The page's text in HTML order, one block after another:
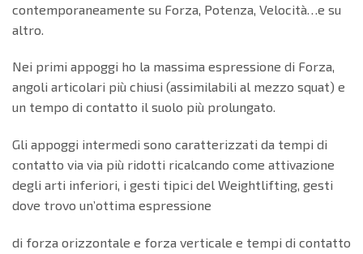
contemporaneamente su Forza, Potenza, Velocità…e su
altro.
Nei primi appoggi ho la massima espressione di Forza,
angoli articolari più chiusi (assimilabili al mezzo squat) e
un tempo di contatto il suolo più prolungato.
Gli appoggi intermedi sono caratterizzati da tempi di
contatto via via più ridotti ricalcando come attivazione
degli arti inferiori, i gesti tipici del Weightlifting, gesti
dove trovo un’ottima espressione
di forza orizzontale e forza verticale e tempi di contatto